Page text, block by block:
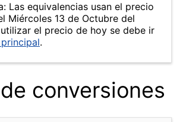
Las equivalencias usan el precio
Miércoles 13 de Octubre del
el precio de hoy se debe ir
.
conversiones